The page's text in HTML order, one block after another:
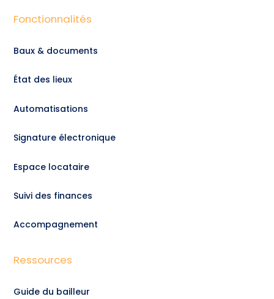
Fonctionnalités
Baux & documents
État des lieux
Automatisations
Signature électronique
Espace locataire
Suivi des finances
Accompagnement
Ressources
Guide du bailleur